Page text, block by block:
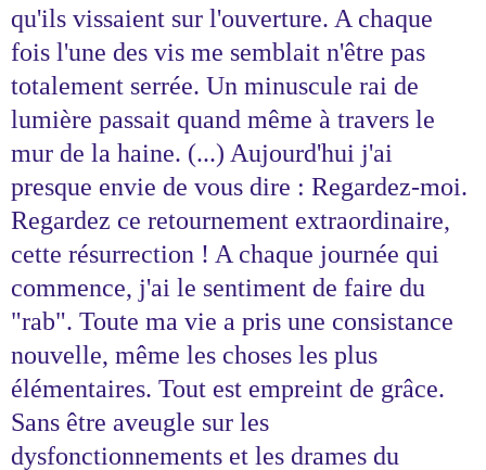
qu'ils vissaient sur l'ouverture. A chaque
fois l'une des vis me semblait n'être pas
totalement serrée. Un minuscule rai de
lumière passait quand même à travers le
mur de la haine. (...) Aujourd'hui j'ai
presque envie de vous dire : Regardez-moi.
Regardez ce retournement extraordinaire,
cette résurrection ! A chaque journée qui
commence, j'ai le sentiment de faire du
"rab". Toute ma vie a pris une consistance
nouvelle, même les choses les plus
élémentaires. Tout est empreint de grâce.
Sans être aveugle sur les
dysfonctionnements et les drames du